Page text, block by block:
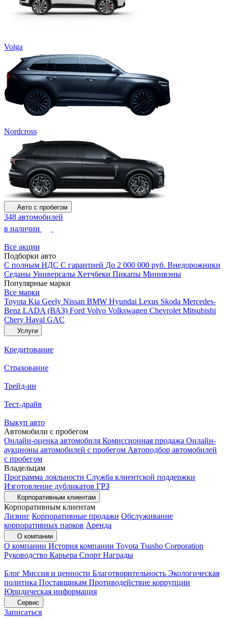
Volga
Nordcross
Авто с пробегом
348 автомобилей
в наличии
Все акции
Подборки авто
С полным НДС С гарантией До 2 000 000 руб. Внедорожники
Седаны Универсалы Хетчбеки Пикапы Минивэны
Популярные марки
Все марки
Toyota Kia Geely Nissan BMW Hyundai Lexus Skoda Mercedes-
Benz LADA (ВАЗ) Ford Volvo Volkswagen Chevrolet Mitsubishi
Chery Haval GAC
Услуги
Кредитование
Страхование
Трейд-ин
Тест-драйв
Выкуп авто
Автомобили с пробегом
Онлайн-оценка автомобиля Комиссионная продажа Онлайн-
аукционы автомобилей с пробегом Автоподбор автомобилей
с пробегом
Владельцам
Программа лояльности Служба клиентской поддержки
Изготовление дубликатов ГРЗ
Корпоративным клиентам
Корпоративным клиентам
Лизинг Корпоративные продажи Обслуживание
корпоративных парков Аренда
О компании
О компании История компании Toyota Tsusho Corporation
Руководство Карьера Спорт Награды
Блог Миссия и ценности Благотворительность Экологическая
политика Поставщикам Противодействие коррупции
Юридическая информация
Сервис
Записаться